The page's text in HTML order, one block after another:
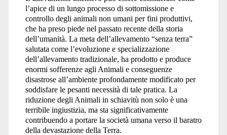
l’apice di un lungo processo di sottomissione e
controllo degli animali non umani per fini produttivi,
che ha preso piede nel passato recente della storia
dell’umanità. La meta dell’allevamento “senza terra”
salutata come l’evoluzione e specializzazione
dell’allevamento tradizionale, ha prodotto e produce
enormi sofferenze agli Animali e conseguenze
disastrose all’ambiente profondamente modificato per
soddisfare le pesanti necessità di tale pratica. La
riduzione degli Animali in schiavitù non solo è una
terribile ingiustizia, ma sta significativamente
contribuendo a portare la società umana verso il baratro
della devastazione della Terra.